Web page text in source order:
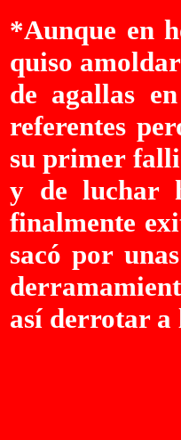
*Aunque en
quiso
de agallas
referentes
su primer
y de luchar
finalmente
sacó por
así derrotar a